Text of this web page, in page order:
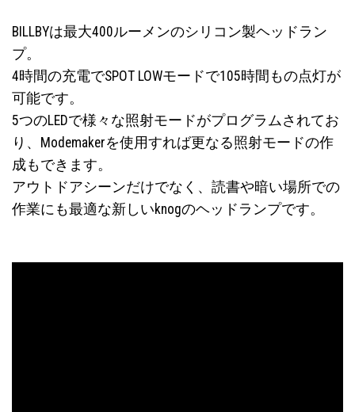
BILLBYは最大400ルーメンのシリコン製ヘッドラン
プ。
4時間の充電でSPOT LOWモードで105時間もの点灯が
可能です。
5つのLEDで様々な照射モードがプログラムされてお
り、Modemakerを使用すれば更なる照射モードの作
成もできます。
アウトドアシーンだけでなく、読書や暗い場所での
作業にも最適な新しいknogのヘッドランプです。